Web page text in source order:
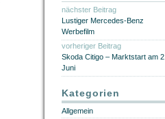
nächster Beitrag
Lustiger Mercedes-Benz
Werbefilm
vorheriger Beitrag
Skoda Citigo – Marktstart am 2.
Juni
Kategorien
Allgemein